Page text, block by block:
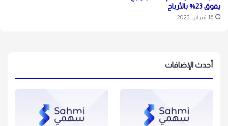
يفوق 23% بالأرباح
16 فبراير، 2023
أحدث الإضافات